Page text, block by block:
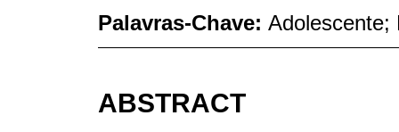
Palavras-Chave: Adolescente;
ABSTRACT